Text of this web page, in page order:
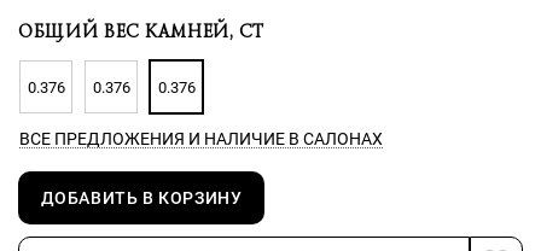
ОБЩИЙ ВЕС КАМНЕЙ, CT
0.376 0.376 0.376
ВСЕ ПРЕДЛОЖЕНИЯ И НАЛИЧИЕ В САЛОНАХ
ДОБАВИТЬ В КОРЗИНУ